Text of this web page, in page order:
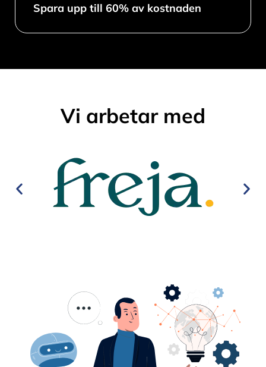
Spara upp till 60% av kostnaden
Vi arbetar med